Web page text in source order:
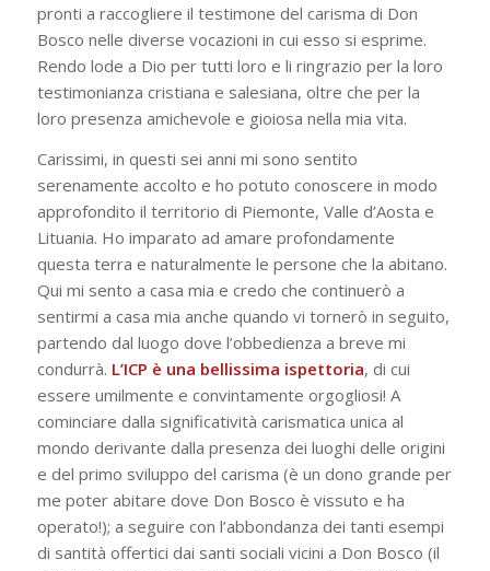
pronti a raccogliere il testimone del carisma di Don
Bosco nelle diverse vocazioni in cui esso si esprime.
Rendo lode a Dio per tutti loro e li ringrazio per la loro
testimonianza cristiana e salesiana, oltre che per la
loro presenza amichevole e gioiosa nella mia vita.
Carissimi, in questi sei anni mi sono sentito
serenamente accolto e ho potuto conoscere in modo
approfondito il territorio di Piemonte, Valle d’Aosta e
Lituania. Ho imparato ad amare profondamente
questa terra e naturalmente le persone che la abitano.
Qui mi sento a casa mia e credo che continuerò a
sentirmi a casa mia anche quando vi tornerò in seguito,
partendo dal luogo dove l’obbedienza a breve mi
condurrà. L’ICP è una bellissima ispettoria, di cui
essere umilmente e convintamente orgogliosi! A
cominciare dalla significatività carismatica unica al
mondo derivante dalla presenza dei luoghi delle origini
e del primo sviluppo del carisma (è un dono grande per
me poter abitare dove Don Bosco è vissuto e ha
operato!); a seguire con l’abbondanza dei tanti esempi
di santità offertici dai santi sociali vicini a Don Bosco (il